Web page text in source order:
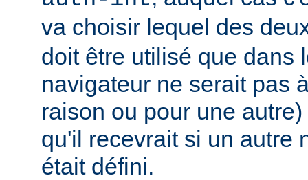
va choisir lequel des
doit être utilisé que dans
navigateur ne serait pas
raison ou pour une
qu'il recevrait si un autre
était défini.